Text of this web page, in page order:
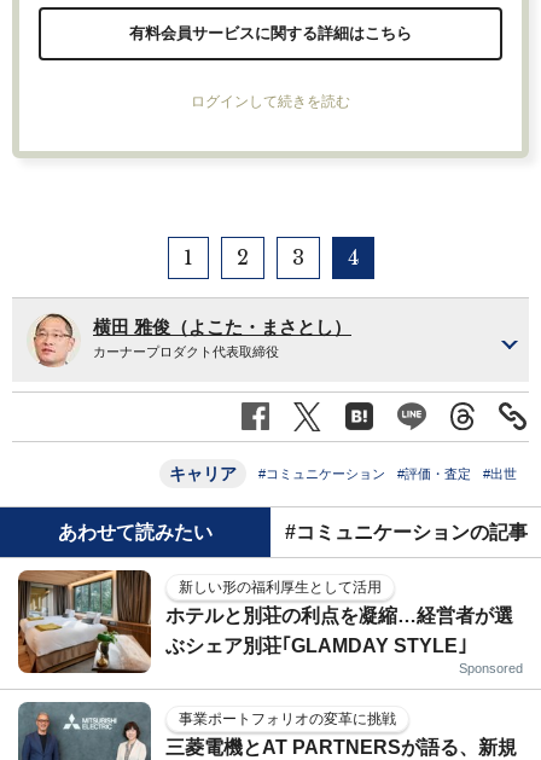
有料会員サービスに関する詳細はこちら
ログインして続きを読む
1 2 3 4
横田 雅俊（よこた・まさとし）
カーナープロダクト代表取締役
キャリア #コミュニケーション #評価・査定 #出世
あわせて読みたい #コミュニケーションの記事
新しい形の福利厚生として活用
ホテルと別荘の利点を凝縮…経営者が選
ぶシェア別荘｢GLAMDAY STYLE｣
Sponsored
事業ポートフォリオの変革に挑戦
三菱電機とAT PARTNERSが語る、新規